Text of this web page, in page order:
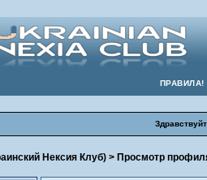
ПРАВИЛА!
Нексия Клуб)> Просмотр